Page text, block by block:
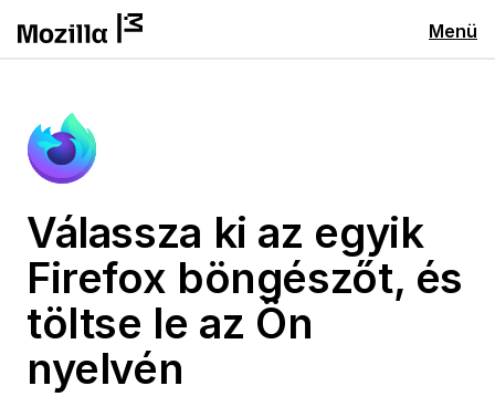
Menü
Válassza ki az egyik
Firefox böngészőt, és
töltse le az Ön
nyelvén